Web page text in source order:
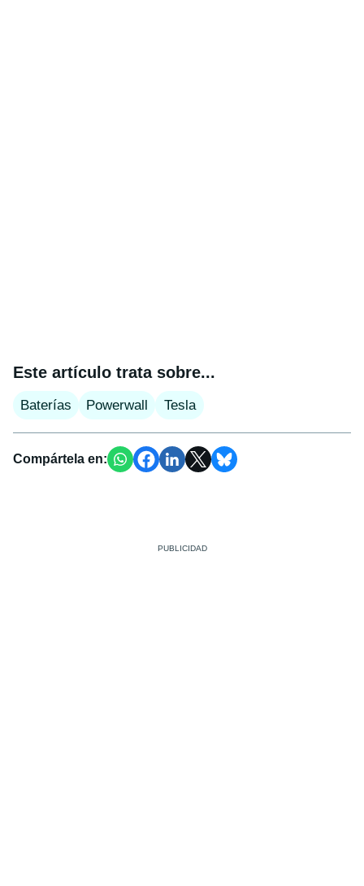
Este artículo trata sobre...
Baterías Powerwall Tesla
Compártela en: